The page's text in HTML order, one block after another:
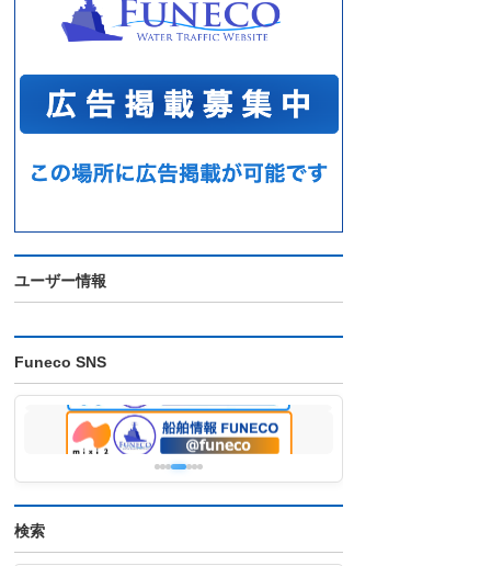
ユーザー情報
Funeco SNS
検索